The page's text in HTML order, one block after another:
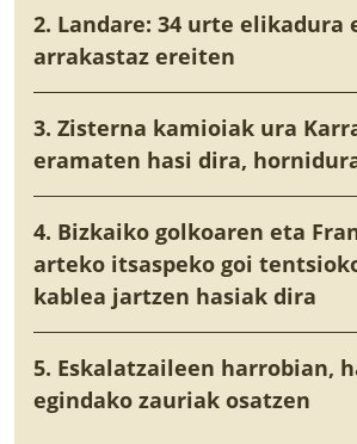
2. Landare: 34 urte elikadura
arrakastaz ereiten
3. Zisterna kamioiak ura
eramaten hasi dira,
4. Bizkaiko golkoaren eta
arteko itsaspeko goi
kablea jartzen hasiak dira
5. Eskalatzaileen harrobian,
egindako zauriak osatzen